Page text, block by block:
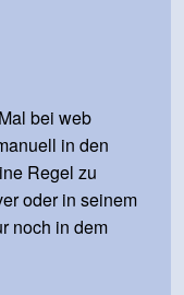
bei web
in den
Regel zu
oder in seinem
noch in dem